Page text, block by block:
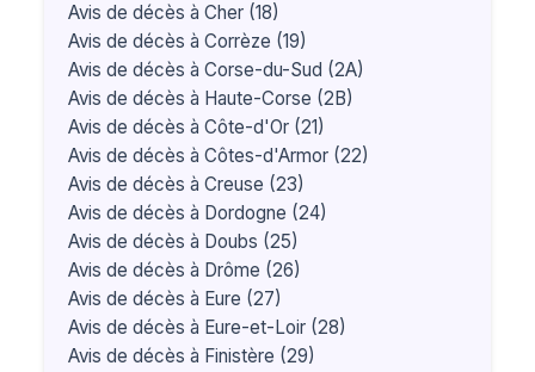
Avis de décès à Cher (18)
Avis de décès à Corrèze (19)
Avis de décès à Corse-du-Sud (2A)
Avis de décès à Haute-Corse (2B)
Avis de décès à Côte-d'Or (21)
Avis de décès à Côtes-d'Armor (22)
Avis de décès à Creuse (23)
Avis de décès à Dordogne (24)
Avis de décès à Doubs (25)
Avis de décès à Drôme (26)
Avis de décès à Eure (27)
Avis de décès à Eure-et-Loir (28)
Avis de décès à Finistère (29)